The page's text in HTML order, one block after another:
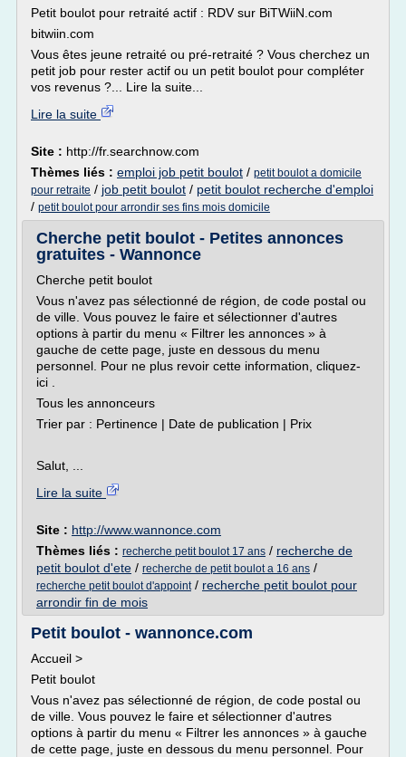
Petit boulot pour retraité actif : RDV sur BiTWiiN.com
bitwiin.com
Vous êtes jeune retraité ou pré-retraité ? Vous cherchez un
petit job pour rester actif ou un petit boulot pour compléter
vos revenus ?... Lire la suite...
Lire la suite
Site : http://fr.searchnow.com
Thèmes liés : emploi job petit boulot / petit boulot a domicile
pour retraite / job petit boulot / petit boulot recherche d'emploi
/ petit boulot pour arrondir ses fins mois domicile
Cherche petit boulot - Petites annonces
gratuites - Wannonce
Cherche petit boulot
Vous n'avez pas sélectionné de région, de code postal ou
de ville. Vous pouvez le faire et sélectionner d'autres
options à partir du menu « Filtrer les annonces » à
gauche de cette page, juste en dessous du menu
personnel. Pour ne plus revoir cette information, cliquez-
ici .
Tous les annonceurs
Trier par : Pertinence | Date de publication | Prix
Salut, ...
Lire la suite
Site : http://www.wannonce.com
Thèmes liés : recherche petit boulot 17 ans / recherche de
petit boulot d'ete / recherche de petit boulot a 16 ans /
recherche petit boulot d'appoint/ recherche petit boulot pour
arrondir fin de mois
Petit boulot - wannonce.com
Accueil >
Petit boulot
Vous n'avez pas sélectionné de région, de code postal ou
de ville. Vous pouvez le faire et sélectionner d'autres
options à partir du menu « Filtrer les annonces » à gauche
de cette page, juste en dessous du menu personnel. Pour